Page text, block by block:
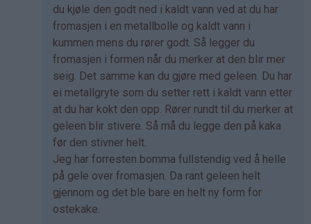
av
Kristine
-
Det…
du kjøle den godt ned i kaldt vann ved at du har
fromasjen i en metallbolle og kaldt vann i
kummen mens du rører godt. Så legger du
fromasjen i formen når du merker at den blir mer
seig. Det samme kan du gjøre med geleen. Du har
ei metallgryte som du setter rett i kaldt vann etter
at du har kokt den opp. Rører rundt til du merker at
geleen blir stivere. Så må du legge den på kaka
før den stivner helt.
Jeg har forresten bomma fullstendig ved å helle
på gele over fromasjen. Da rant geleen helt
gjennom og det ble bare en helt ny form for
ostekake.